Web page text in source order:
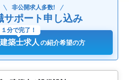
非公開求人多数!
サポート申し込み
築士求人 の紹介希望の方
１分で完了！